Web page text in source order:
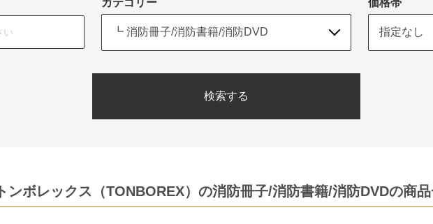
検索する
トンボレックス（TONBOREX）の消防冊子/消防書籍/消防DVDの商